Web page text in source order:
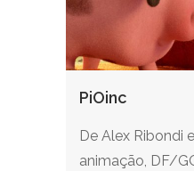
PiOinc
De Alex Ribondi
animação, DF/